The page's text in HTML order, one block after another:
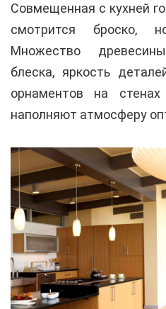
Совмещенная с кухней
смотрится броско,
Множество
блеска, яркость
орнаментов на
наполняют атмосферу